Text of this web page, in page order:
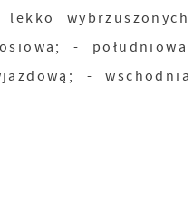
wybrzuszonych
- południowa
- wschodnia